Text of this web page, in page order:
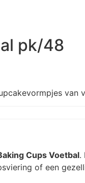
pk/48
Cups Voetbal.
of een